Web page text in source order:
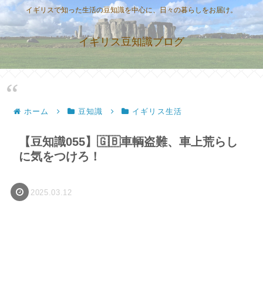
イギリスで知った生活の豆知識を中心に、日々の暮らしをお届け。
イギリス豆知識ブログ
ホーム 豆知識 イギリス生活
【豆知識055】🇬🇧車輌盗難、車上荒らし
に気をつけろ！
2025.03.12